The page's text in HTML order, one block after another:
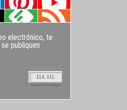
electrónico, te
publiquen
114.111
SUSCRIPTORES